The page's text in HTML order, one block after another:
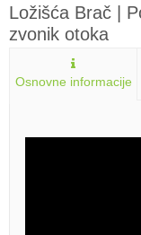
Ložišća Brač |
zvonik otoka
Osnovne informacije